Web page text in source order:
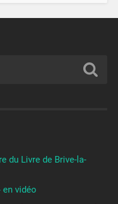
du Livre de Brive-la-
en vidéo